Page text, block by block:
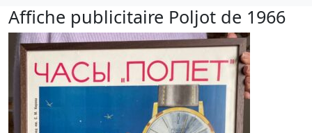
Affiche publicitaire Poljot de 1966